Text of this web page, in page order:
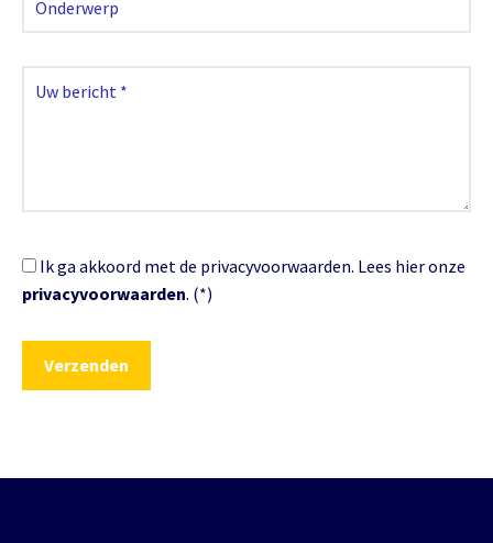
Ik ga akkoord met de privacyvoorwaarden. Lees hier onze
privacyvoorwaarden. (*)